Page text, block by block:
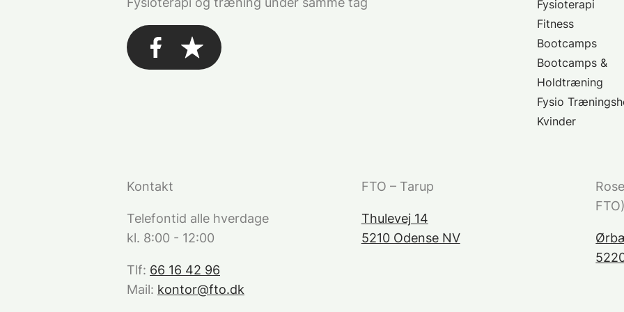
Fysioterapi
Fitness
Bootcamps
Bootcamps &
Holdtræning
Fysio
Kvinder
Kontakt
Telefontid alle hverdage
kl. 8:00 - 12:00
Tlf: 66 16 42 96
Mail: kontor@fto.dk
FTO – Tarup
Thulevej 14
5210 Odense NV